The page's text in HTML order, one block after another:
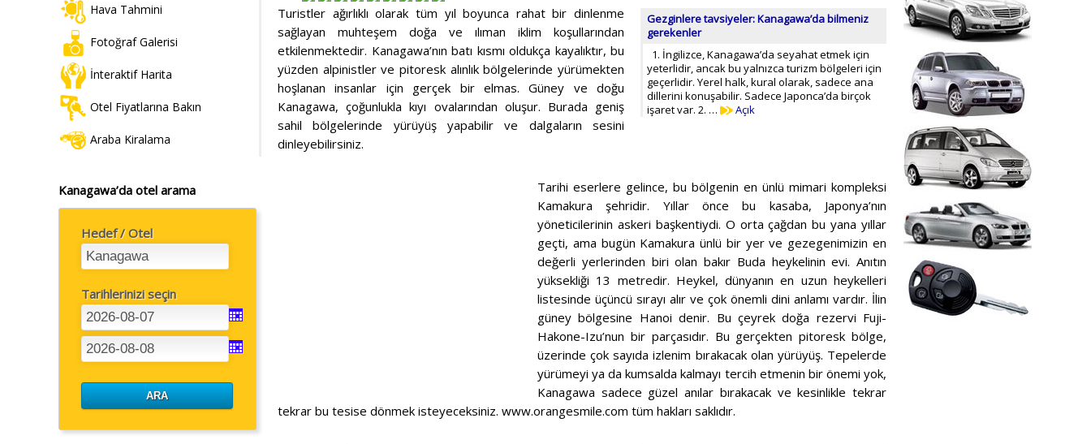
Hava Tahmini
Fotoğraf Galerisi
İnteraktif Harita
Otel Fiyatlarına Bakın
Araba Kiralama
Kanagawa’da otel arama
Hedef / Otel
Tarihlerinizi seçin
Gezginlere tavsiyeler: Kanagawa’da bilmeniz
gerekenler
1. İngilizce, Kanagawa’da seyahat etmek için
yeterlidir, ancak bu yalnızca turizm bölgeleri için
geçerlidir. Yerel halk, kural olarak, sadece ana
dillerini konuşabilir. Sadece Japonca’da birçok
işaret var. 2. …
Açık
Turistler ağırlıklı olarak tüm yıl boyunca rahat bir dinlenme
sağlayan muhteşem doğa ve ılıman iklim koşullarından
etkilenmektedir. Kanagawa’nın batı kısmı oldukça kayalıktır, bu
yüzden alpinistler ve pitoresk alınlık bölgelerinde yürümekten
hoşlanan insanlar için gerçek bir elmas. Güney ve doğu
Kanagawa, çoğunlukla kıyı ovalarından oluşur. Burada geniş
sahil bölgelerinde yürüyüş yapabilir ve dalgaların sesini
dinleyebilirsiniz.
Tarihi eserlere gelince, bu bölgenin en ünlü mimari kompleksi
Kamakura şehridir. Yıllar önce bu kasaba, Japonya’nın
yöneticilerinin askeri başkentiydi. O orta çağdan bu yana yıllar
geçti, ama bugün Kamakura ünlü bir yer ve gezegenimizin en
değerli yerlerinden biri olan bakır Buda heykelinin evi. Anıtın
yüksekliği 13 metredir. Heykel, dünyanın en uzun heykelleri
listesinde üçüncü sırayı alır ve çok önemli dini anlamı vardır. İlin
güney bölgesine Hanoi denir. Bu çeyrek doğa rezervi Fuji-
Hakone-Izu’nun bir parçasıdır. Bu gerçekten pitoresk bölge,
üzerinde çok sayıda izlenim bırakacak olan yürüyüş. Tepelerde
yürümeyi ya da kumsalda kalmayı tercih etmenin bir önemi yok,
Kanagawa sadece güzel anılar bırakacak ve kesinlikle tekrar
tekrar bu tesise dönmek isteyeceksiniz. www.orangesmile.com tüm hakları saklıdır.